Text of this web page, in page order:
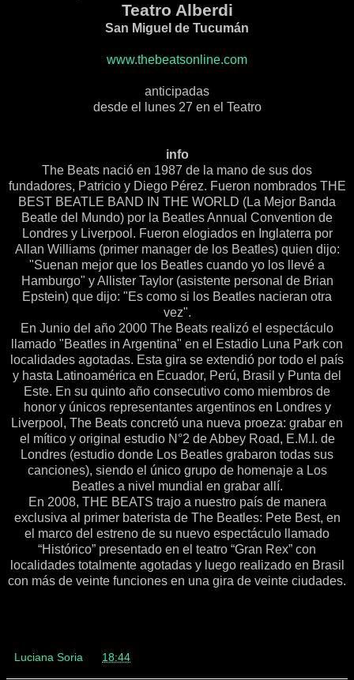
Teatro Alberdi
San Miguel de Tucumán
www.thebeatsonline.com
anticipadas
desde el lunes 27 en el Teatro
info
The Beats nació en 1987 de la mano de sus dos
fundadores, Patricio y Diego Pérez. Fueron nombrados THE
BEST BEATLE BAND IN THE WORLD (La Mejor Banda
Beatle del Mundo) por la Beatles Annual Convention de
Londres y Liverpool. Fueron elogiados en Inglaterra por
Allan Williams (primer manager de los Beatles) quien dijo:
"Suenan mejor que los Beatles cuando yo los llevé a
Hamburgo" y Allister Taylor (asistente personal de Brian
Epstein) que dijo: "Es como si los Beatles nacieran otra
vez".
En Junio del año 2000 The Beats realizó el espectáculo
llamado "Beatles in Argentina" en el Estadio Luna Park con
localidades agotadas. Esta gira se extendió por todo el país
y hasta Latinoamérica en Ecuador, Perú, Brasil y Punta del
Este. En su quinto año consecutivo como miembros de
honor y únicos representantes argentinos en Londres y
Liverpool, The Beats concretó una nueva proeza: grabar en
el mítico y original estudio N°2 de Abbey Road, E.M.I. de
Londres (estudio donde Los Beatles grabaron todas sus
canciones), siendo el único grupo de homenaje a Los
Beatles a nivel mundial en grabar allí.
En 2008, THE BEATS trajo a nuestro país de manera
exclusiva al primer baterista de The Beatles: Pete Best, en
el marco del estreno de su nuevo espectáculo llamado
“Histórico” presentado en el teatro “Gran Rex” con
localidades totalmente agotadas y luego realizado en Brasil
con más de veinte funciones en una gira de veinte ciudades.
Luciana Soria 18:44